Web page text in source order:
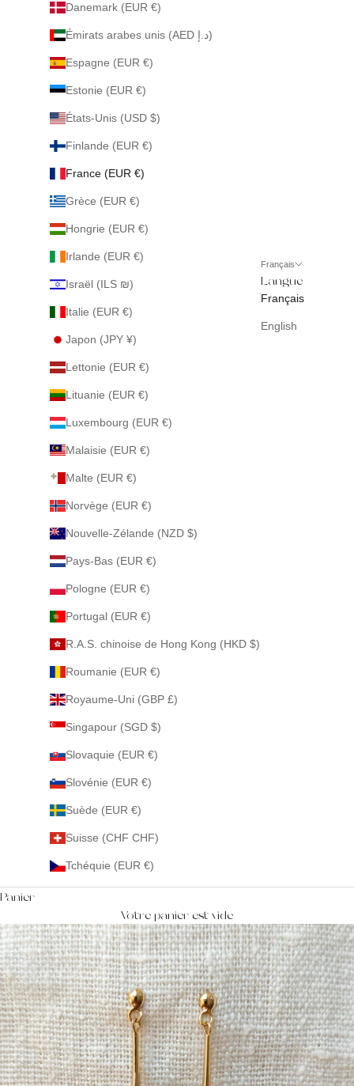
Danemark (EUR €)
Émirats arabes unis (AED د.إ)
Espagne (EUR €)
Estonie (EUR €)
États-Unis (USD $)
Finlande (EUR €)
France (EUR €)
Grèce (EUR €)
Hongrie (EUR €)
Irlande (EUR €)
Israël (ILS ₪)
Italie (EUR €)
Japon (JPY ¥)
Lettonie (EUR €)
Lituanie (EUR €)
Luxembourg (EUR €)
Malaisie (EUR €)
Malte (EUR €)
Norvège (EUR €)
Nouvelle-Zélande (NZD $)
Pays-Bas (EUR €)
Pologne (EUR €)
Portugal (EUR €)
R.A.S. chinoise de Hong Kong (HKD $)
Roumanie (EUR €)
Royaume-Uni (GBP £)
Singapour (SGD $)
Slovaquie (EUR €)
Slovénie (EUR €)
Suède (EUR €)
Suisse (CHF CHF)
Tchéquie (EUR €)
Français
Langue
Français
English
Panier
Votre panier est vide